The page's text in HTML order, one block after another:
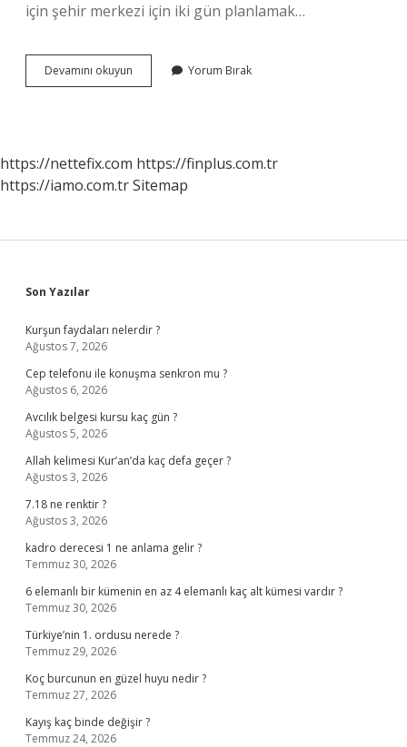
için şehir merkezi için iki gün planlamak…
Devamını okuyun
Neyi
Yorum Bırak
https://nettefix.com https://finplus.com.tr
https://iamo.com.trSitemap
Sidebar
Son Yazılar
Kurşun faydaları nelerdir ?
Ağustos 7, 2026
Cep telefonu ile konuşma senkron mu ?
Ağustos 6, 2026
Avcılık belgesi kursu kaç gün ?
Ağustos 5, 2026
Allah kelimesi Kur’an’da kaç defa geçer ?
Ağustos 3, 2026
7.18 ne renktir ?
Ağustos 3, 2026
kadro derecesi 1 ne anlama gelir ?
Temmuz 30, 2026
6 elemanlı bir kümenin en az 4 elemanlı kaç alt kümesi vardır ?
Temmuz 30, 2026
Türkiye’nin 1. ordusu nerede ?
Temmuz 29, 2026
Koç burcunun en güzel huyu nedir ?
Temmuz 27, 2026
Kayış kaç binde değişir ?
Temmuz 24, 2026